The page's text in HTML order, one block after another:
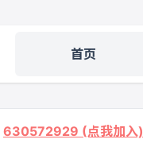
首页
630572929 (点我加入)